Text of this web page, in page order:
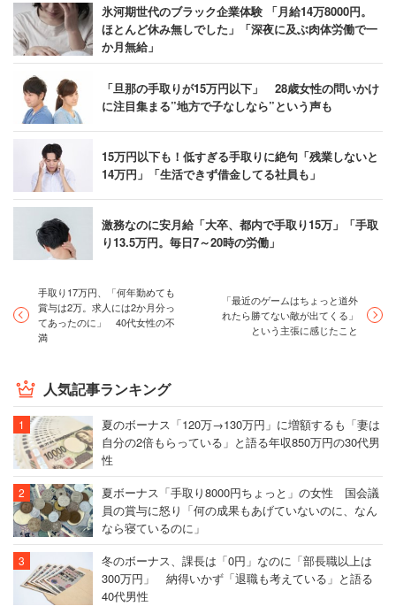
氷河期世代のブラック企業体験 「月給14万8000円。
ほとんど休み無しでした」「深夜に及ぶ肉体労働で一
か月無給」
「旦那の手取りが15万円以下」 28歳女性の問いかけ
に注目集まる”地方で子なしなら”という声も
15万円以下も！低すぎる手取りに絶句「残業しないと
14万円」「生活できず借金してる社員も」
激務なのに安月給「大卒、都内で手取り15万」「手取
り13.5万円。毎日7～20時の労働」
手取り17万円、「何年勤めても
賞与は2万。求人には2か月分っ
てあったのに」 40代女性の不
満
「最近のゲームはちょっと道外
れたら勝てない敵が出てくる」
という主張に感じたこと
人気記事ランキング
夏のボーナス「120万→130万円」に増額するも「妻は
自分の2倍もらっている」と語る年収850万円の30代男
性
夏ボーナス「手取り8000円ちょっと」の女性 国会議
員の賞与に怒り「何の成果もあげていないのに、なん
なら寝ているのに」
冬のボーナス、課長は「0円」なのに「部長職以上は
300万円」 納得いかず「退職も考えている」と語る
40代男性